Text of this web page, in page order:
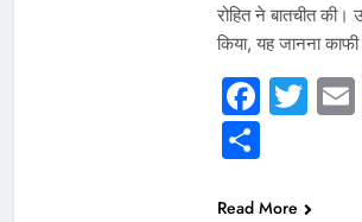
रोहित ने बातचीत
किया, यह जानना
Share
Read More